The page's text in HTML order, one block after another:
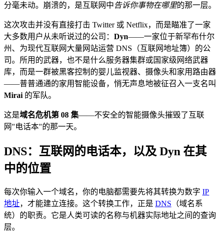
分毫未动。崩溃的，是互联网中告诉你事物在哪里的那一层。
这次攻击并没有直接打击 Twitter 或 Netflix，而是瞄准了一家
大多数用户从未听说过的公司： Dyn——一家位于新罕布什尔
州、为现代互联网大量网站运营 DNS（互联网地址簿）的公
司。所用的武器，也不是什么服务器集群或国家级网络武器
库，而是一群被黑客控制的婴儿监视器、摄像头和家用路由器
——普普通通的家用智能设备，悄无声息地被征召入一支名叫
Mirai 的军队。
这是域名危机第 08 集——不安全的智能摄像头摧毁了互联
网"电话本"的那一天。
DNS：互联网的电话本，以及 Dyn 在其
中的位置
每次你输入一个域名，你的电脑都需要先将其转换为数字 IP
地址，才能建立连接。这个转换工作，正是 DNS （域名系
统）的职责。它是人类可读的名称与机器实际地址之间的查询
层。